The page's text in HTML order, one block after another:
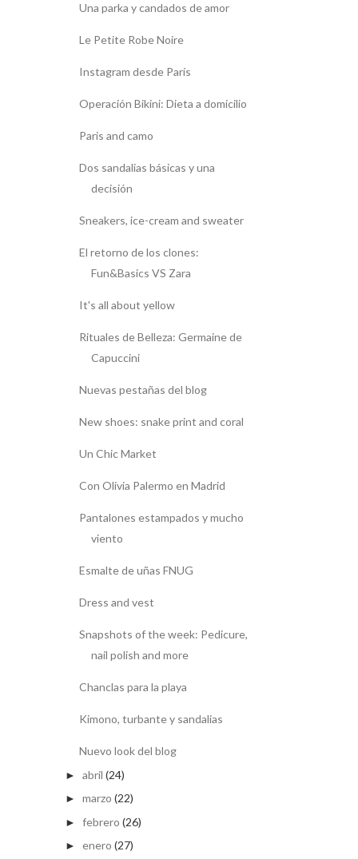
Una parka y candados de amor
Le Petite Robe Noire
Instagram desde París
Operación Bikini: Dieta a domicilio
Paris and camo
Dos sandalias básicas y una
decisión
Sneakers, ice-cream and sweater
El retorno de los clones:
Fun&Basics VS Zara
It's all about yellow
Rituales de Belleza: Germaine de
Capuccini
Nuevas pestañas del blog
New shoes: snake print and coral
Un Chic Market
Con Olivia Palermo en Madrid
Pantalones estampados y mucho
viento
Esmalte de uñas FNUG
Dress and vest
Snapshots of the week: Pedicure,
nail polish and more
Chanclas para la playa
Kimono, turbante y sandalias
Nuevo look del blog
► abril (24)
► marzo (22)
► febrero (26)
► enero (27)